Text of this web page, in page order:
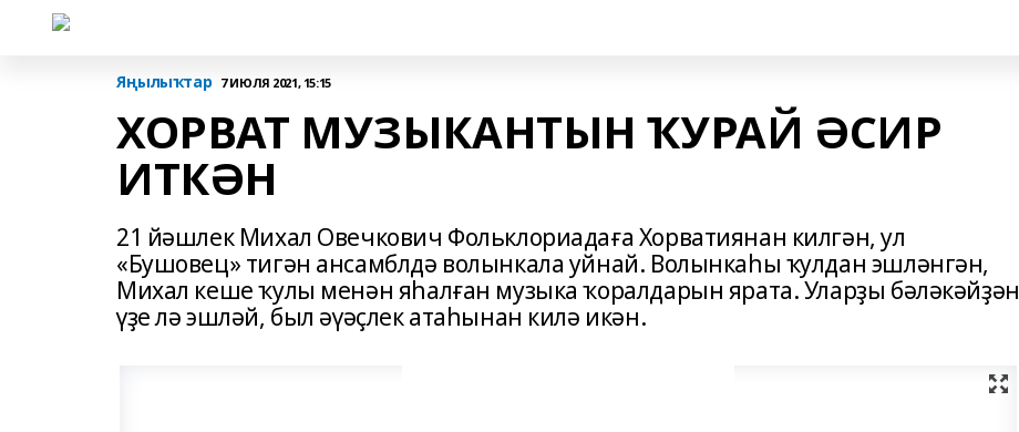
Яңылыҡтар 7 ИЮЛЯ 2021, 15:15
ХОРВАТ МУЗЫКАНТЫН ҠУРАЙ ӘСИР
ИТКӘН
21 йәшлек Михал Овечкович Фольклориадаға Хорватиянан килгән, ул
«Бушовец» тигән ансамблдә волынкала уйнай. Волынкаһы ҡулдан эшләнгән,
Михал кеше ҡулы менән яһалған музыка ҡоралдарын ярата. Уларҙы бәләкәйҙән
үҙе лә эшләй, был әүәҫлек атаһынан килә икән.